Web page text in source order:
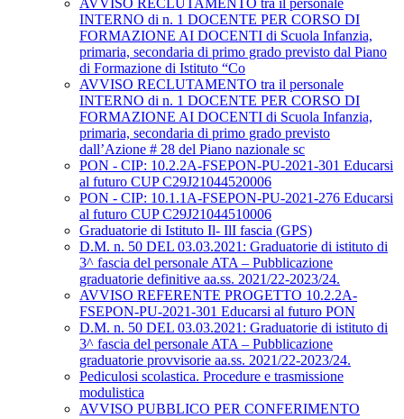
AVVISO RECLUTAMENTO tra il personale
INTERNO di n. 1 DOCENTE PER CORSO DI
FORMAZIONE AI DOCENTI di Scuola Infanzia,
primaria, secondaria di primo grado previsto dal Piano
di Formazione di Istituto “Co
AVVISO RECLUTAMENTO tra il personale
INTERNO di n. 1 DOCENTE PER CORSO DI
FORMAZIONE AI DOCENTI di Scuola Infanzia,
primaria, secondaria di primo grado previsto
dall’Azione # 28 del Piano nazionale sc
PON - CIP: 10.2.2A-FSEPON-PU-2021-301 Educarsi
al futuro CUP C29J21044520006
PON - CIP: 10.1.1A-FSEPON-PU-2021-276 Educarsi
al futuro CUP C29J21044510006
Graduatorie di Istituto Il- IlI fascia (GPS)
D.M. n. 50 DEL 03.03.2021: Graduatorie di istituto di
3^ fascia del personale ATA – Pubblicazione
graduatorie definitive aa.ss. 2021/22-2023/24.
AVVISO REFERENTE PROGETTO 10.2.2A-
FSEPON-PU-2021-301 Educarsi al futuro PON
D.M. n. 50 DEL 03.03.2021: Graduatorie di istituto di
3^ fascia del personale ATA – Pubblicazione
graduatorie provvisorie aa.ss. 2021/22-2023/24.
Pediculosi scolastica. Procedure e trasmissione
modulistica
AVVISO PUBBLICO PER CONFERIMENTO